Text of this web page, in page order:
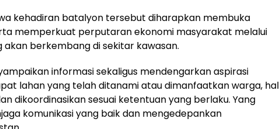
kehadiran batalyon tersebut diharapkan membuka
memperkuat perputaran ekonomi masyarakat melalui
berkembang di sekitar kawasan.
informasi sekaligus mendengarkan aspirasi
lahan yang telah ditanami atau dimanfaatkan warga, hal
dikoordinasikan sesuai ketentuan yang berlaku. Yang
komunikasi yang baik dan mengedepankan